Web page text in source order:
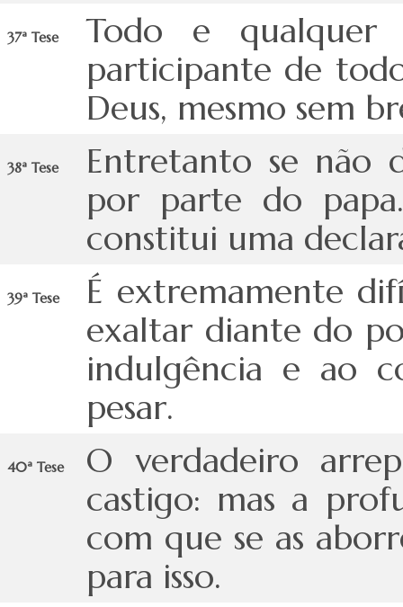
37ª Tese
Todo e qualquer
participante de
Deus, mesmo sem
38ª Tese
Entretanto se não
por parte do
constitui uma
39ª Tese
É extremamente
exaltar diante do
indulgência e ao
pesar.
40ª Tese
O verdadeiro
castigo: mas a
com que se as
para isso.